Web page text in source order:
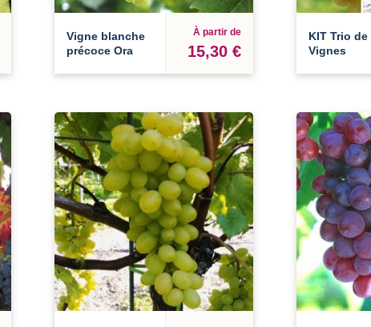
Vigne blanche
précoce Ora
À partir de
15,30 €
KIT Trio de
Vignes